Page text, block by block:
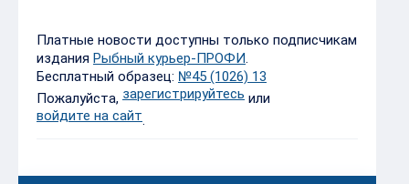
Платные новости доступны только подписчикам
издания Рыбный курьер-ПРОФИ.
Бесплатный образец: №45 (1026) 13
Пожалуйста, зарегистрируйтесь или
войдите на сайт.